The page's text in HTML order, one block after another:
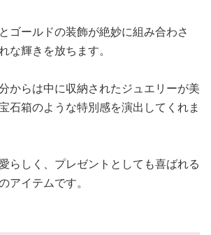
ゴールドの装飾が絶妙に組み合わさ
な輝きを放ちます。
からは中に収納されたジュエリーが美
石箱のような特別感を演出してくれま
らしく、プレゼントとしても喜ばれる
アイテムです。